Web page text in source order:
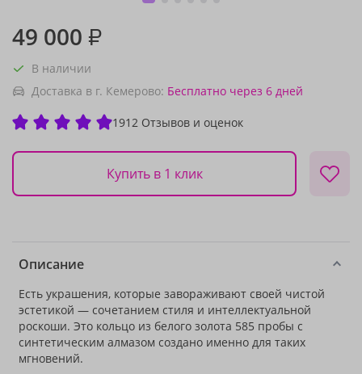
49 000 ₽
В наличии
Доставка в г. Кемерово: Бесплатно через 6 дней
1912 Отзывов и оценок
Купить в 1 клик
Описание
Есть украшения, которые завораживают своей чистой
эстетикой — сочетанием стиля и интеллектуальной
роскоши. Это кольцо из белого золота 585 пробы с
синтетическим алмазом создано именно для таких
мгновений.